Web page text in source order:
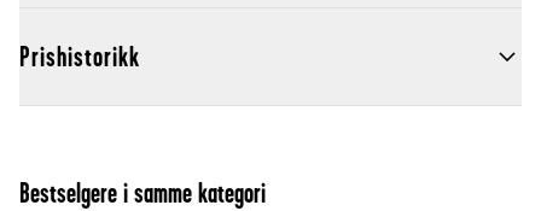
Prishistorikk
Bestselgere i samme kategori